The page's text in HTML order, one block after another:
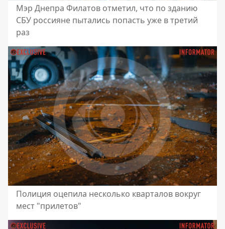
Мэр Днепра Филатов отметил, что по зданию
СБУ россияне пытались попасть уже в третий
раз
Полиция оцепила несколько кварталов вокруг
мест "прилетов"